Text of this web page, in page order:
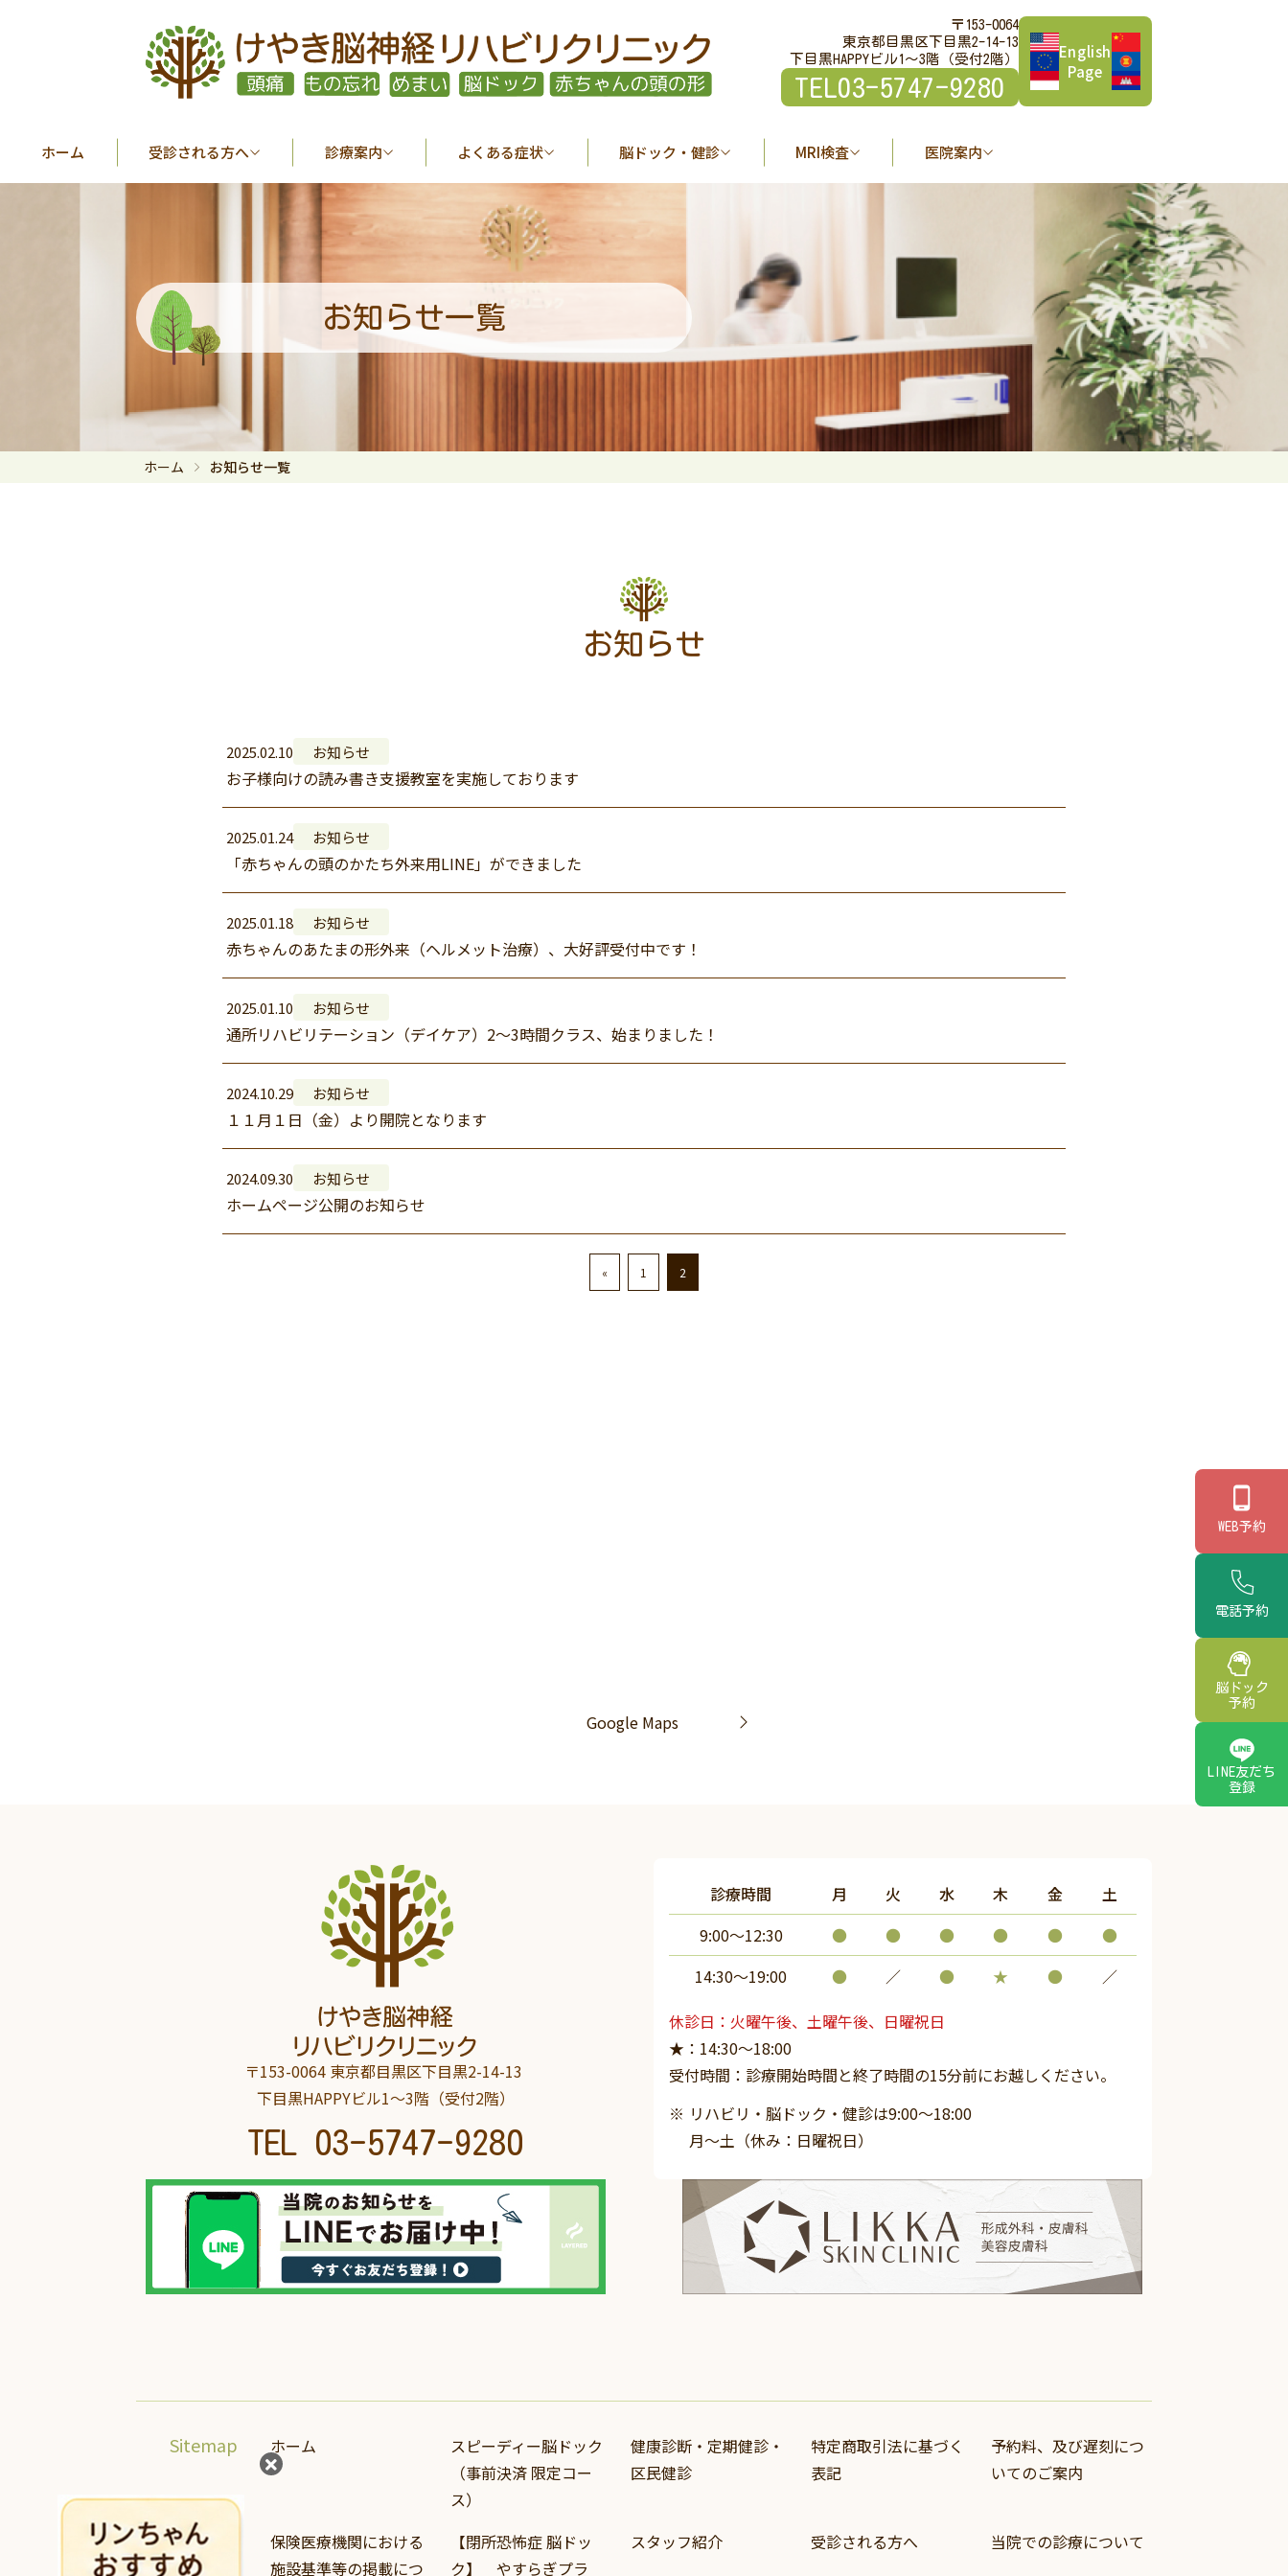
〒153-0064
東京都目黒区下目黒2-14-13
下目黒HAPPYビル1～3階（受付2階）
TEL03-5747-9280
English
Page
ホーム 受診される方へ 診療案内 よくある症状 脳ドック・健診 MRI検査 医院案内
WEB予約
電話予約
脳ドック
予約
LINE友だち
登録
お知らせ一覧
ホーム お知らせ一覧
お知らせ
2025.02.10 お知らせ
お子様向けの読み書き支援教室を実施しております
2025.01.24 お知らせ
「赤ちゃんの頭のかたち外来用LINE」ができました
2025.01.18 お知らせ
赤ちゃんのあたまの形外来（ヘルメット治療）、大好評受付中です！
2025.01.10 お知らせ
通所リハビリテーション（デイケア）2～3時間クラス、始まりました！
2024.10.29 お知らせ
１１月１日（金）より開院となります
2024.09.30 お知らせ
ホームページ公開のお知らせ
« 1 2
Google Maps
〒153-0064 東京都目黒区下目黒2-14-13
下目黒HAPPYビル1～3階（受付2階）
TEL 03-5747-9280
診療時間 月 火 水 木 金
土
9:00～12:30
● ● ● ● ●
●
14:30〜19:00
● ／ ● ★ ●
／
休診日：火曜午後、土曜午後、日曜祝日
★：14:30～18:00
受付時間：診療開始時間と終了時間の15分前にお越しください。
リハビリ・脳ドック・健診は9:00～18:00
月～土（休み：日曜祝日）
Sitemap ホーム
スピーディー脳ドック
（事前決済 限定コー
ス）
健康診断・定期健診・
区民健診
特定商取引法に基づく
表記
予約料、及び遅刻につ
いてのご案内
保険医療機関における
施設基準等の掲載につ
【閉所恐怖症 脳ドッ
ク】 やすらぎプラ
スタッフ紹介 受診される方へ 当院での診療について